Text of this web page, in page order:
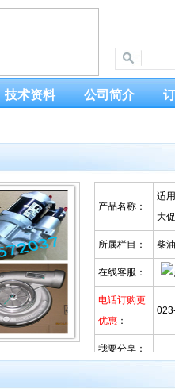
技术资料 公司简介
产品名称：
适
大促
所属栏目： 柴
在线客服：
电话订购更
优惠 ：
我要分享：